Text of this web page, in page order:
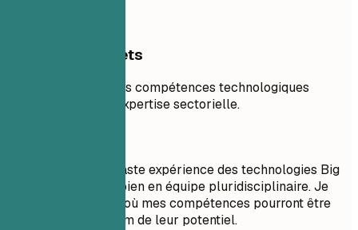
Exemples concrets
Mettez en valeur des compétences technologiques
spécifiques et une expertise sectorielle.
Résumé : J'ai une vaste expérience des technologies Big
Data et je travaille bien en équipe pluridisciplinaire. Je
recherche un poste où mes compétences pourront être
utilisées au maximum de leur potentiel.